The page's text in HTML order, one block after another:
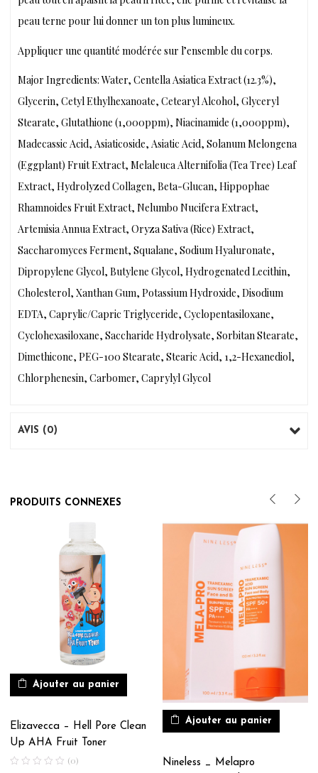
peau terne pour lui donner un ton plus lumineux.
Appliquer une quantité modérée sur l’ensemble du corps.
Major Ingredients: Water, Centella Asiatica Extract (12.3%),
Glycerin, Cetyl Ethylhexanoate, Cetearyl Alcohol, Glyceryl
Stearate, Glutathione (1,000ppm), Niacinamide (1,000ppm),
Madecassic Acid, Asiaticoside, Asiatic Acid, Solanum Melongena
(Eggplant) Fruit Extract, Melaleuca Alternifolia (Tea Tree) Leaf
Extract, Hydrolyzed Collagen, Beta-Glucan, Hippophae
Rhamnoides Fruit Extract, Nelumbo Nucifera Extract,
Artemisia Annua Extract, Oryza Sativa (Rice) Extract,
Saccharomyces Ferment, Squalane, Sodium Hyaluronate,
Dipropylene Glycol, Butylene Glycol, Hydrogenated Lecithin,
Cholesterol, Xanthan Gum, Potassium Hydroxide, Disodium
EDTA, Caprylic/Capric Triglyceride, Cyclopentasiloxane,
Cyclohexasiloxane, Saccharide Hydrolysate, Sorbitan Stearate,
Dimethicone, PEG-100 Stearate, Stearic Acid, 1,2-Hexanediol,
Chlorphenesin, Carbomer, Caprylyl Glycol
AVIS (0)
PRODUITS CONNEXES
Ajouter au panier
Elizavecca – Hell Pore Clean
Up AHA Fruit Toner
(0)
Ajouter au panier
Nineless _ Melapro